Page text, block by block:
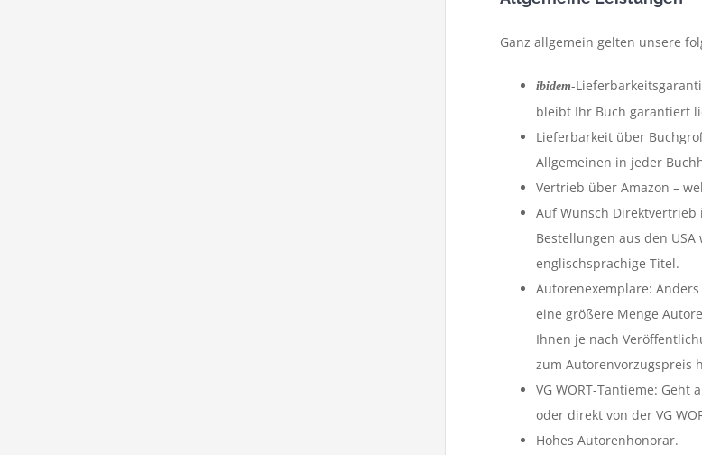
Ganz allgemein gelten unsere
ibidem-
bleibt Ihr Buch garantiert
Lieferbarkeit über
Allgemeinen in jeder
Vertrieb über Amazon –
Auf Wunsch
Bestellungen aus den
englischsprachige Titel.
Autorenexemplare:
eine größere Menge
Ihnen je nach
zum Autorenvorzugspreis
VG WORT-Tantieme:
oder direkt von der VG
Hohes Autorenhonorar.